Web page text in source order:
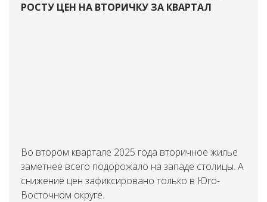
РОСТУ ЦЕН НА ВТОРИЧКУ ЗА КВАРТАЛ
Во втором квартале 2025 года вторичное жилье
заметнее всего подорожало на западе столицы. А
снижение цен зафиксировано только в Юго-
Восточном округе.